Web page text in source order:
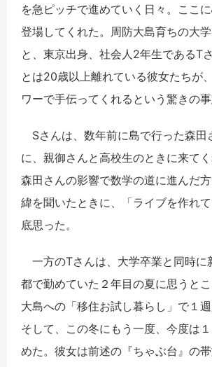
を急ピッチで進めていく日々。ここ
登場してくれた。周防大島育ちの大
と、東京出身、社会人2年生であるT
とは20歳以上離れている彼女たちが
ワーで手伝ってくれるという驚きの事
Sさんは、数年前に島で行った森田
に、親御さんと高校生のときに来て
森田さんの影響で数学の道に進んだ
緯を聞いたときに、「ライブを作れ
底思った。
一方のTさんは、大学卒業と同時に
都で勤めていた２年目の夏に思うと
大島への「移住お試し暮らし」で１週
そして、この冬にもう一度、今度は
めた。彼女は前述の『ちゃぶ台』の